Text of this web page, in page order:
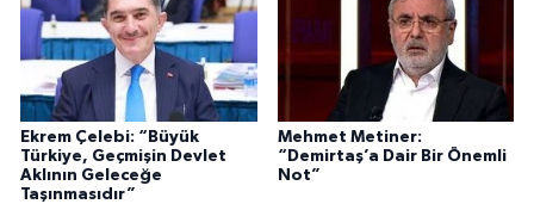
Ekrem Çelebi: “Büyük
Türkiye, Geçmişin Devlet
Aklının Geleceğe
Taşınmasıdır”
Mehmet Metiner:
“Demirtaş’a Dair Bir Önemli
Not”